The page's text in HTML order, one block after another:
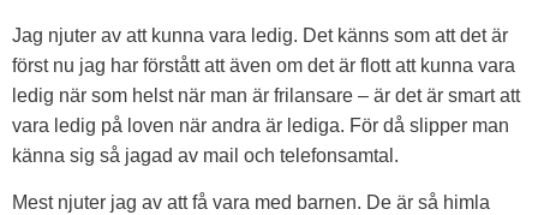
Jag njuter av att kunna vara ledig. Det känns som att det är
först nu jag har förstått att även om det är flott att kunna vara
ledig när som helst när man är frilansare – är det är smart att
vara ledig på loven när andra är lediga. För då slipper man
känna sig så jagad av mail och telefonsamtal.
Mest njuter jag av att få vara med barnen. De är så himla